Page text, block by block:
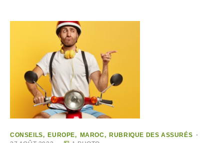
CONSEILS EUROPE MAROC
RUBRIQUE DES ASSURÉS